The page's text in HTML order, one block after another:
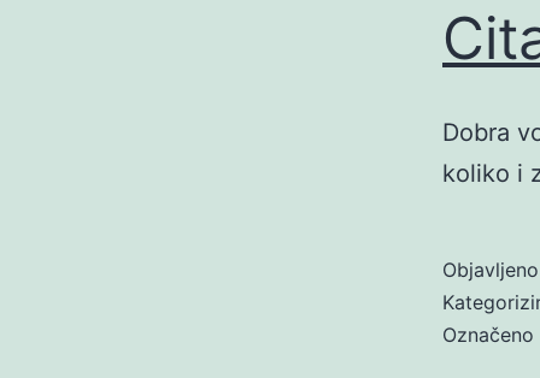
Dobra
koliko i
Označeno